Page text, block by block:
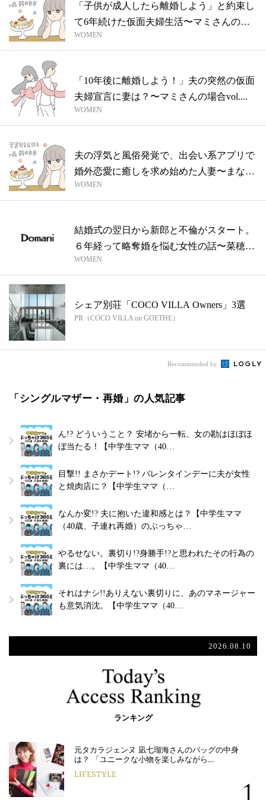
「子供が成人したら離婚しよう」と約束し
て6年続けた仮面夫婦生活〜マミさんの場
合v...
WOMEN
「10年後に離婚しよう！」夫の突然の仮面
夫婦宣言に妻は？〜マミさんの場合vol....
WOMEN
夫の浮気と風俗発覚で、出会い系アプリで
婚外恋愛に癒しを求め始めた人妻〜まなか
さん...
WOMEN
結婚式の翌日から新郎と不倫がスタート。
６年経って略奪婚を悩む女性の話〜菜穂さ
んの...
WOMEN
シェア別荘「COCO VILLA Owners」3選
PR（COCO VILLA on GOETHE）
Recommended by
「シングルマザー・再婚」の人気記事
ん!? どういうこと？ 安堵から一転、女の勘はほぼほ
ぼ当たる！【中学生ママ（40…
目撃!! まさかデート!? バレンタインデーに夫が女性
と焼肉店に？【中学生ママ（…
なんか変!? 夫に抱いた違和感とは？【中学生ママ
（40歳、子連れ再婚）のぶっちゃ…
やるせない。裏切り!?身勝手!?と思われたその行為の
裏には…。【中学生ママ（40…
それはナシ!!ありえない裏切りに、あのマネージャー
も意気消沈。【中学生ママ（40…
2026.08.10
ランキング
元タカラジェンヌ 凪七瑠海さんのバッグの中身
は？ 「ユニークな小物を楽しみながら…
LIFESTYLE